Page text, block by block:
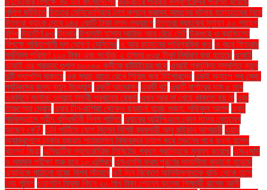
পুলিশ ফাঁড়িতে উত্তর মেসিডোনিয়ায় নৈশ ক্লাবে ভয়াবহ আগুনের ঘটনায় হতাহতদের নিয়ে
উত্তরা ব্যাংক দেবে ১৪৫ কোটি টাকা নগদ লভ্যাংশ উত্তরা ব্যাংকের মুনাফা ৫০ শতাংশ
বৃদ্ধি উত্তীর্ণ ৮৩ উদ্ধার উপদেষ্টা হাসান আরিফ আর বেঁচে নেই উরুগুয়ে ও ব্রাজিলের
বিপক্ষে শক্তিশালী দল ঘোষণা মেসিদের এ আর রহমানের পারিশ্রমিক কত এ বছর ফিতরার
সর্বনিম্ন পরিমাণ ১১০ টাকা এবং সর্বোচ্চ ২ হাজার ৮০৫ টাকা নির্ধারণ করা হয়েছে এআই
এআই এর প্রভাব: গুগল ৩০০০০ কর্মীকে ছাঁটাইয়ের পথে এআই প্রযুক্তি সম্বলিত নতুন
দুটি ল্যাপটপ বাজারে এক ম্যাচ হাতে রেখে সিরিজ জয় টাইগারদের একই অ্যাপে সব সেবা:
পর্যটকদের জন্য নতুন উদ্যোগ একটি আন্দোলন একটি বই একটি বার্গারের দাম ৫ লাখ
একদিনে সর্বোচ্চ ওমরাহ যাত্রী প্রবাহের রেকর্ড এখন আর না খেয়ে থাকতে হয় না এবং
তারুণ্যের দ্রোহ এবার চীন-রাশিয়া থেকেও ছড়ানো হচ্ছে গুজব: শফিকুল আলম এবার
পাকিস্তানে শহীদ বুদ্ধিজীবী দিবস পালিত এবারের আইপিএলে কোন দলের নেতৃত্বে
আছেন কে?. এবি পার্টিতে যোগ দিলেন বিশিষ্ট ব্যবসায়ী আবু রাইয়ান আশয়ারী এয়ার
অ্যাম্বুলেন্সে ঢাকার হজরত শাহজালাল বিমানবন্দর ত্যাগ করে লন্ডনের পথে রওনা হলেন
খালেদা জিয়া এশিয়াটিক ল্যাবরেটরিজ লিমিটেড প্রথম প্রান্তিকে মুনাফা করেছে এসএসসি
ও সমমান পরীক্ষা শুরু হবে ১০ এপ্রিল এসএসসি ফরম পূরণের সময়সীমা বাড়ানো হয়েছে
এ্যানিকে পাঠানো হচ্ছে বিশ্ব সাঁতারে ওই দিন বিকেলে অলিউল্লাহকে বাড়ি থেকে তুলে
নেয় পুলিশ ওয়ালটন ফ্রিজ কিনে ২০ লাখ টাকা পেলেন কলেজ শিক্ষার্থী রাশেদ আলী